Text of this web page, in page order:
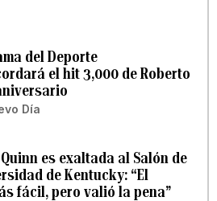
del Deporte
el hit 3,000 de Roberto
Día
es exaltada al Salón de
de Kentucky: “El
fácil, pero valió la pena”